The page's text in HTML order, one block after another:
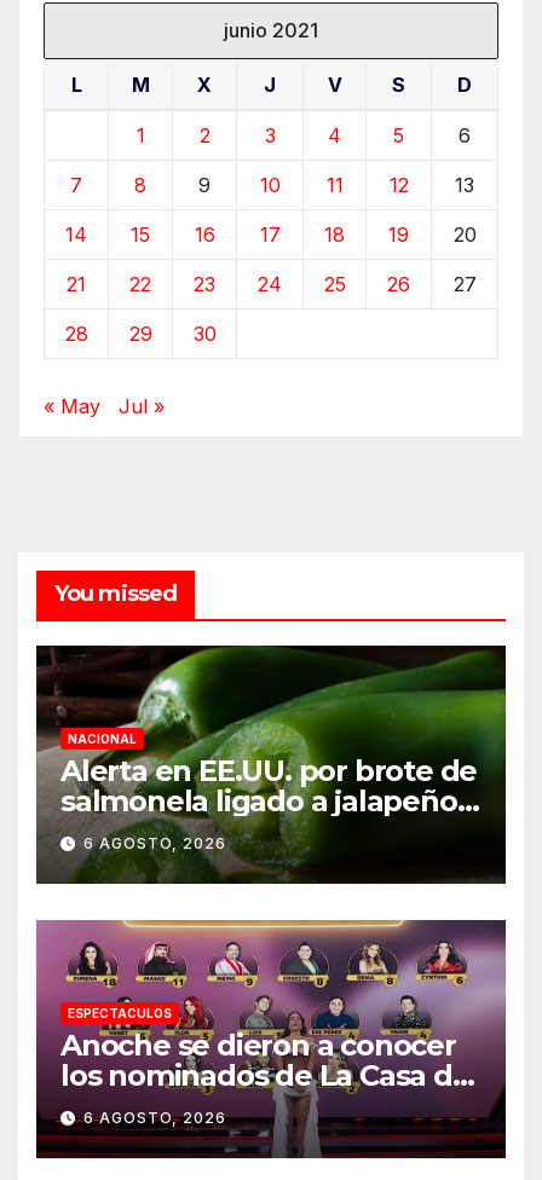
junio 2021
L M X J V S D
1 2 3 4 5 6
7 8 9 10 11 12 13
14 15 16 17 18 19 20
21 22 23 24 25 26 27
28 29 30
« May Jul »
You missed
NACIONAL
Alerta en EE.UU. por brote de
salmonela ligado a jalapeños
mexicanos; reportan 345
casos
6 AGOSTO, 2026
ESPECTACULOS
Anoche se dieron a conocer
los nominados de La Casa de
los Famosos México 2026 en
la segunda semana
6 AGOSTO, 2026